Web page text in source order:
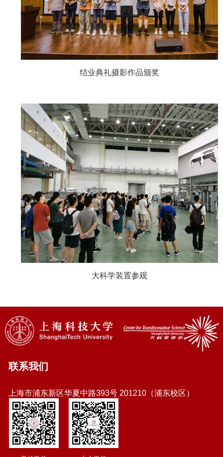
结业典礼摄影作品颁奖
大科学装置参观
联系我们
上海市浦东新区华夏中路393号 201210（浦东校区）